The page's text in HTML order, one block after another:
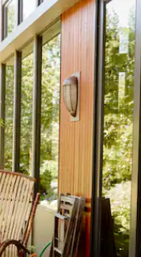
abajo o explora con el